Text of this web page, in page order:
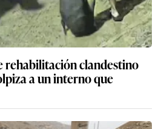
rehabilitación clandestino
a un interno que